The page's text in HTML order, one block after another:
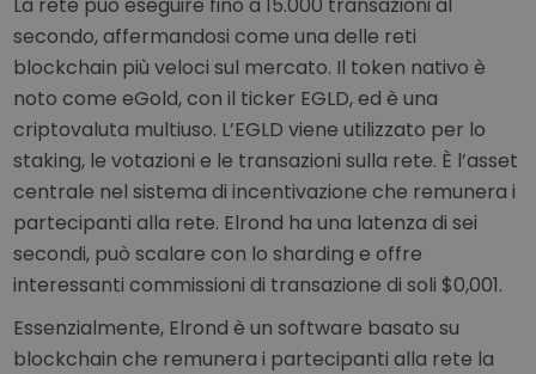
secondo, affermandosi come una delle reti
blockchain più veloci sul mercato. Il token nativo è
noto come eGold, con il ticker EGLD, ed è una
criptovaluta multiuso. L’EGLD viene utilizzato per lo
staking, le votazioni e le transazioni sulla rete. È l’asset
centrale nel sistema di incentivazione che remunera i
partecipanti alla rete. Elrond ha una latenza di sei
secondi, può scalare con lo sharding e offre
interessanti commissioni di transazione di soli $0,001.
Essenzialmente, Elrond è un software basato su
blockchain che remunera i partecipanti alla rete la